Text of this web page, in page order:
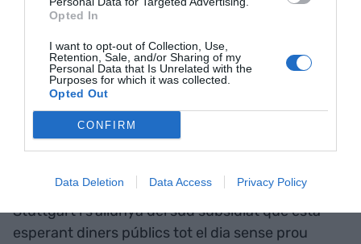
Opted In
I want to opt-out of Collection, Use,
Retention, Sale, and/or Sharing of my
Personal Data that Is Unrelated with the
Purposes for which it was collected.
Opted Out
CONFIRM
Data Deletion Data Access Privacy Policy
Hem de fer una Europa a dos nivells?
El problema és que només hi ha un nivell:
d'Alemanya cap amunt. Només Catalunya, el País
Nàpols, igual que Barcelona convergeix amb
Stuttgart i s'allunya del sud subsidiat que està
esperant diners públics tot el dia sense prou